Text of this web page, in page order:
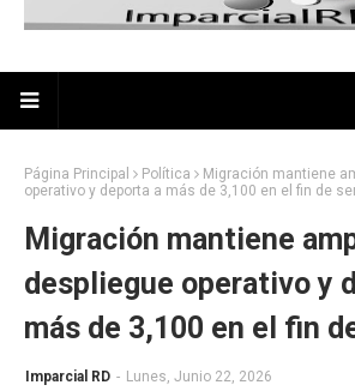
Página Principal Política
Migración mantiene
operativo y deporta a más de 3,100 en el fin de
Migración mantiene
despliegue operativo y
más de 3,100 en el fin
Imparcial RD - Lunes, Junio 22, 2026